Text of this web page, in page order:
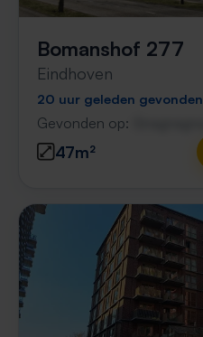
Bomanshof 277
Eindhoven
20 uur geleden gevonden
Gevonden op:
47m²